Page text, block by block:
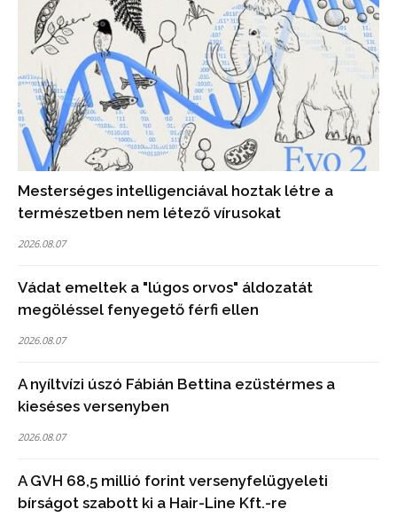
Mesterséges intelligenciával hoztak létre a
természetben nem létező vírusokat
2026.08.07
Vádat emeltek a "lúgos orvos" áldozatát
megöléssel fenyegető férfi ellen
2026.08.07
A nyíltvízi úszó Fábián Bettina ezüstérmes a
kieséses versenyben
2026.08.07
A GVH 68,5 millió forint versenyfelügyeleti
bírságot szabott ki a Hair-Line Kft.-re